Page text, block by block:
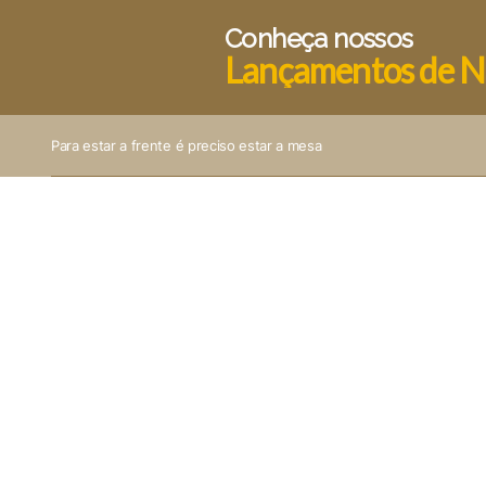
Conheça nossos
Lançamentos de
Para estar a frente é preciso estar a mesa